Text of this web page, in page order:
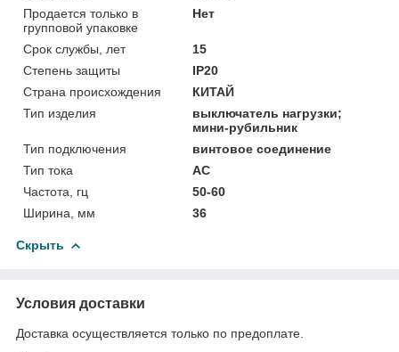
Продается только в
групповой упаковке
Нет
Срок службы, лет
15
Степень защиты
IP20
Страна происхождения
КИТАЙ
Тип изделия
выключатель нагрузки;
мини-рубильник
Тип подключения
винтовое соединение
Тип тока
АС
Частота, гц
50-60
Ширина, мм
36
Скрыть
Условия доставки
Доставка осуществляется только по предоплате.